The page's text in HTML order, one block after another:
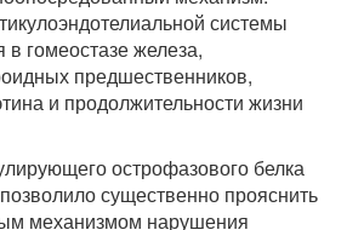
системы
гомеостазе железа,
предшественников,
и продолжительности жизни
острофазового белка
существенно прояснить
механизмом нарушения